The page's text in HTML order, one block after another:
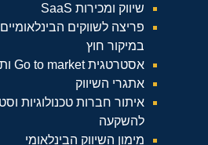
שיווק ומכירות SaaS
פריצה לשווקים
במיקור חוץ
אסטרטגית Go to market ותכנית שיווק בינלאומית
אתגרי השיווק
איתור חברות טכנולוגיות
להשקעה
מימון השיווק הבינלאומי